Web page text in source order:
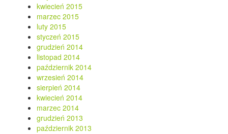
kwiecień 2015
marzec 2015
luty 2015
styczeń 2015
grudzień 2014
listopad 2014
październik 2014
wrzesień 2014
sierpień 2014
kwiecień 2014
marzec 2014
grudzień 2013
październik 2013